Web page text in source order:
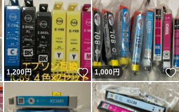
いいね！
1,200円 いいね！
1,000円